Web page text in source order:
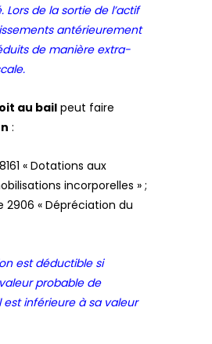
de la sortie de l’actif
antérieurement
de manière extra-
au bail peut faire
:
« Dotations aux
incorporelles » ;
2906 « Dépréciation du
est déductible si
probable de
inférieure à sa valeur